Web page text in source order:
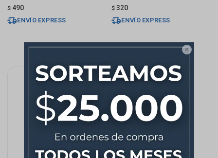

$ 490
ENVÍO EXPRESS
$ 320
ENVÍO EXPRESS